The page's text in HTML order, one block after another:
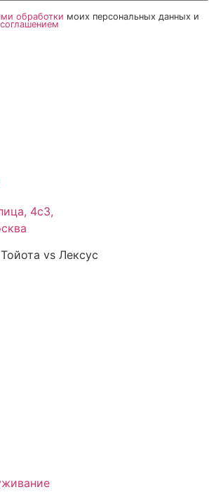
обработки моих персональных данных и
4с3,
vs Лексус